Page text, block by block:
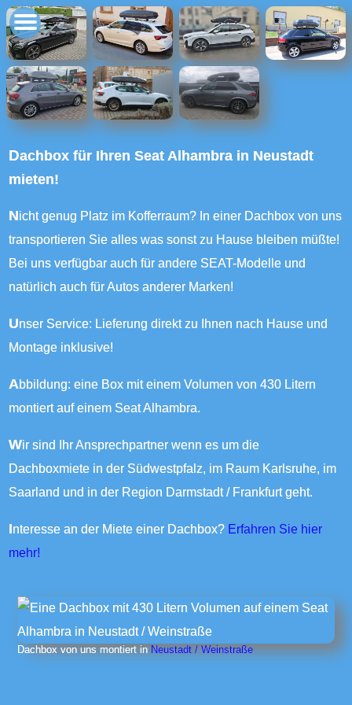
Dachbox für Ihren Seat Alhambra in Neustadt
mieten!
Nicht genug Platz im Kofferraum? In einer Dachbox von uns
transportieren Sie alles was sonst zu Hause bleiben müßte!
Bei uns verfügbar auch für andere SEAT-Modelle und
natürlich auch für Autos anderer Marken!
Unser Service: Lieferung direkt zu Ihnen nach Hause und
Montage inklusive!
Abbildung: eine Box mit einem Volumen von 430 Litern
montiert auf einem Seat Alhambra.
Wir sind Ihr Ansprechpartner wenn es um die
Dachboxmiete in der Südwestpfalz, im Raum Karlsruhe, im
Saarland und in der Region Darmstadt / Frankfurt geht.
Interesse an der Miete einer Dachbox? Erfahren Sie hier
mehr!
Dachbox von uns montiert inNeustadt / Weinstraße